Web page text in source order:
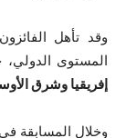
وقد تأهل
المستوى
إفريقيا وشرق
وخلال المسابقة